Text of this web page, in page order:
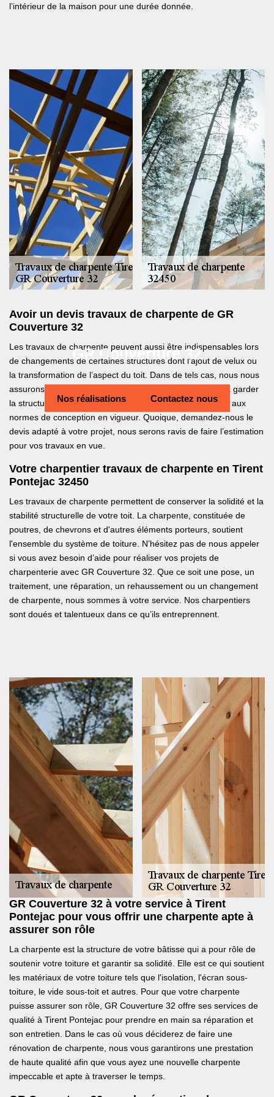
GR Couverture 32
Nos réalisations Contactez nous
l’intérieur de la maison pour une durée donnée.
Avoir un devis travaux de charpente de GR
Couverture 32
Les travaux de charpente peuvent aussi être indispensables lors
de changements de certaines structures dont l'ajout de velux ou
la transformation de l’aspect du toit. Dans de tels cas, nous nous
assurons que votre charpente soit modifiée de manière à garder
la structure entière de votre charpente tout en répondant aux
normes de conception en vigueur. Quoique, demandez-nous le
devis adapté à votre projet, nous serons ravis de faire l’estimation
pour vos travaux en vue.
Votre charpentier travaux de charpente en Tirent
Pontejac 32450
Les travaux de charpente permettent de conserver la solidité et la
stabilité structurelle de votre toit. La charpente, constituée de
poutres, de chevrons et d'autres éléments porteurs, soutient
l'ensemble du système de toiture. N’hésitez pas de nous appeler
si vous avez besoin d’aide pour réaliser vos projets de
charpenterie avec GR Couverture 32. Que ce soit une pose, un
traitement, une réparation, un rehaussement ou un changement
de charpente, nous sommes à votre service. Nos charpentiers
sont doués et talentueux dans ce qu’ils entreprennent.
GR Couverture 32 à votre service à Tirent
Pontejac pour vous offrir une charpente apte à
assurer son rôle
La charpente est la structure de votre bâtisse qui a pour rôle de
soutenir votre toiture et garantir sa solidité. Elle est ce qui soutient
les matériaux de votre toiture tels que l'isolation, l'écran sous-
toiture, le vide sous-toit et autres. Pour que votre charpente
puisse assurer son rôle, GR Couverture 32 offre ses services de
qualité à Tirent Pontejac pour prendre en main sa réparation et
son entretien. Dans le cas où vous déciderez de faire une
rénovation de charpente, nous vous garantirons une prestation
de haute qualité afin que vous ayez une nouvelle charpente
impeccable et apte à traverser le temps.